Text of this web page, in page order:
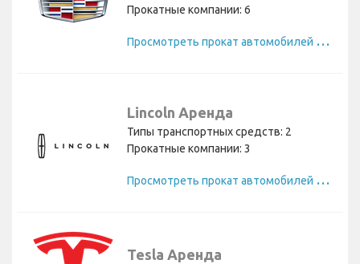
Прокатные компании: 6
П
росмотреть прокат автомобилей Cadillac
Lincoln Аренда
Типы транспортных средств: 2
Прокатные компании: 3
П
росмотреть прокат автомобилей Lincoln
Tesla Аренда